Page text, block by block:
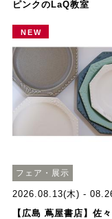
ピンクのLaQ教室
NEW
フェア・展示
2026.08.13(木) -
【広島 蔦屋書店】佐